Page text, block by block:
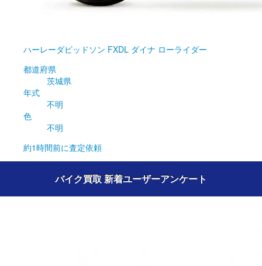
ハーレーダビッドソン FXDL ダイナ ローライダー
都道府県
茨城県
年式
不明
色
不明
約1時間前に査定依頼
バイク買取 新着ユーザーアンケート